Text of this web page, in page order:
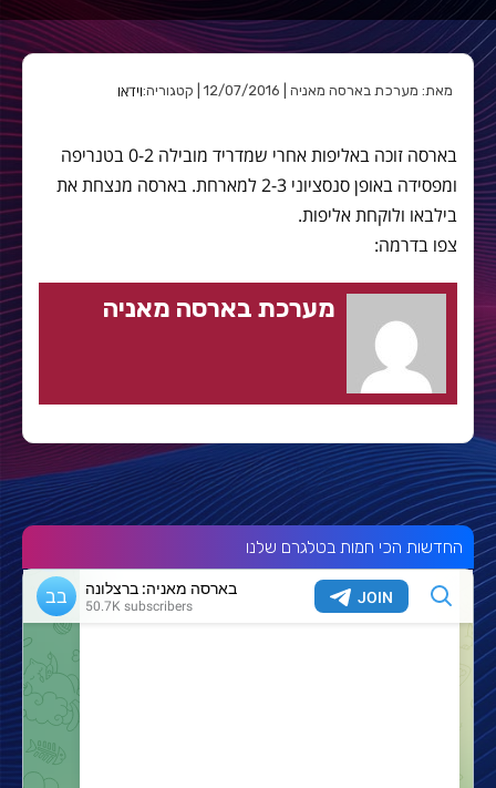
מאת: מערכת בארסה מאניה | 12/07/2016 | קטגוריה: וידאו
בארסה זוכה באליפות אחרי שמדריד מובילה 0-2 בטנריפה
ומפסידה באופן סנסציוני 2-3 למארחת. בארסה מנצחת את
בילבאו ולוקחת אליפות.
צפו בדרמה:
מערכת בארסה מאניה
החדשות הכי חמות בטלגרם שלנו